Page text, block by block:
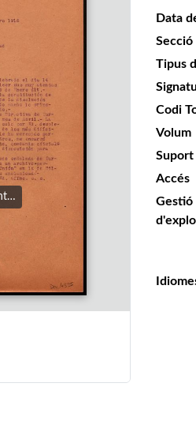
Data
Secció
Tipus
Codi
Volum
Suport
Accés
Gestió